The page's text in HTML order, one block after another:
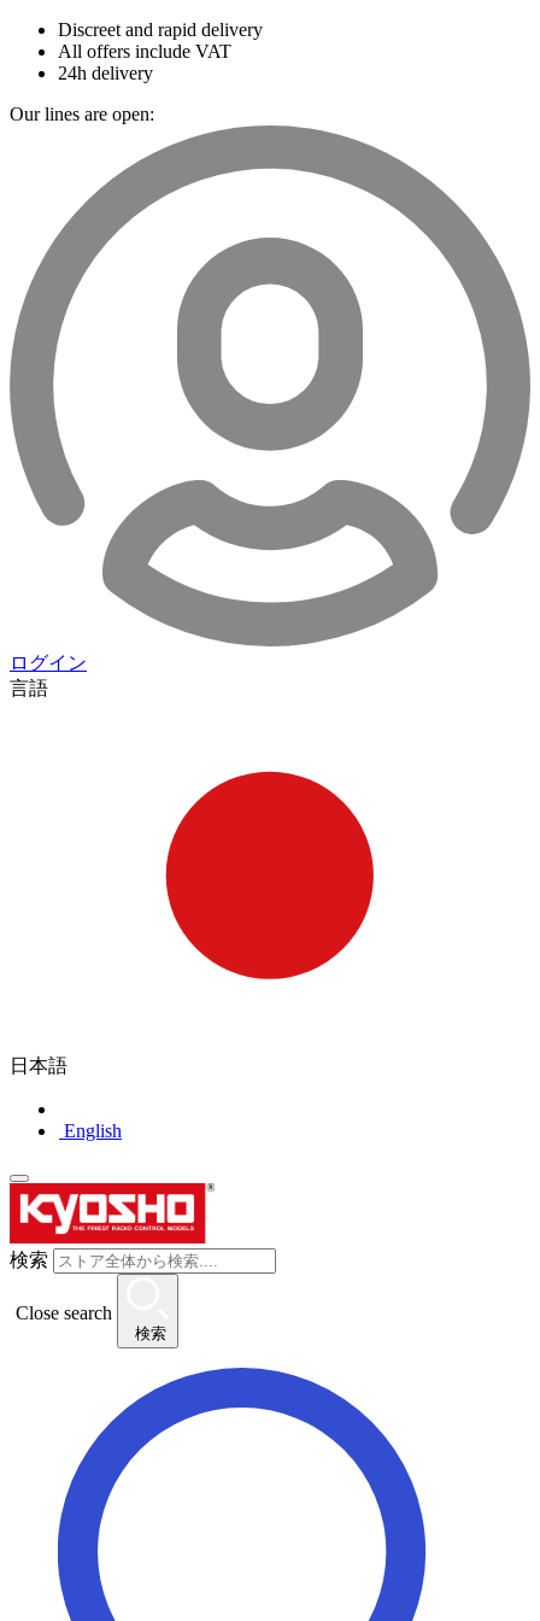
Discreet and rapid delivery
All offers include VAT
24h delivery
Our lines are open:
ログイン
言語
日本語
English
検索
Close search
検索